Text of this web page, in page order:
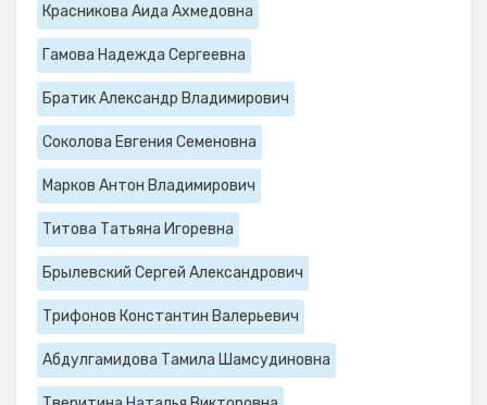
Красникова Аида Ахмедовна
Гамова Надежда Сергеевна
Братик Александр Владимирович
Соколова Евгения Семеновна
Марков Антон Владимирович
Титова Татьяна Игоревна
Брылевский Сергей Александрович
Трифонов Константин Валерьевич
Абдулгамидова Тамила Шамсудиновна